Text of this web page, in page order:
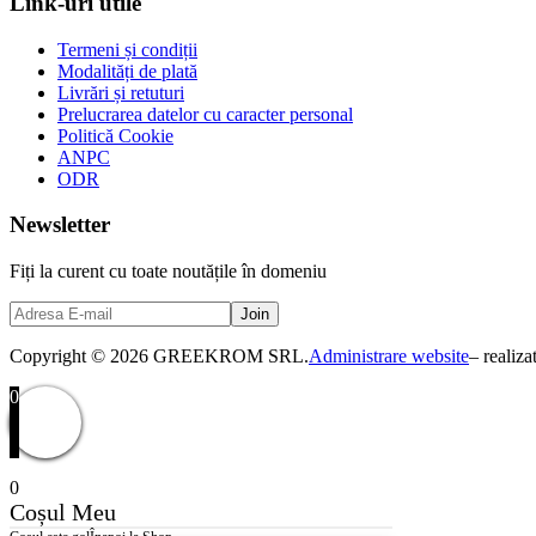
Termeni și condiții
Modalități de plată
Livrări și retuturi
Prelucrarea datelor cu caracter personal
Politică Cookie
ANPC
ODR
Newsletter
Fiți la curent cu toate noutățile în domeniu
Copyright © 2026 GREEKROM SRL.Administrare website–
0
0
Coșul Meu